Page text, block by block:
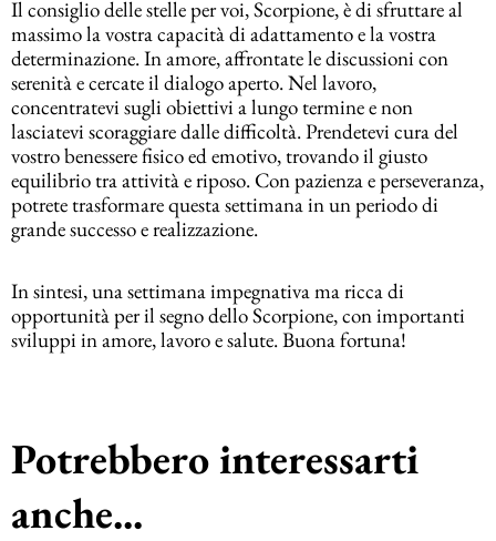
Il consiglio delle stelle per voi, Scorpione, è di sfruttare al
massimo la vostra capacità di adattamento e la vostra
determinazione. In amore, affrontate le discussioni con
serenità e cercate il dialogo aperto. Nel lavoro,
concentratevi sugli obiettivi a lungo termine e non
lasciatevi scoraggiare dalle difficoltà. Prendetevi cura del
vostro benessere fisico ed emotivo, trovando il giusto
equilibrio tra attività e riposo. Con pazienza e perseveranza,
potrete trasformare questa settimana in un periodo di
grande successo e realizzazione.
In sintesi, una settimana impegnativa ma ricca di
opportunità per il segno dello Scorpione, con importanti
sviluppi in amore, lavoro e salute. Buona fortuna!
Potrebbero interessarti
anche...